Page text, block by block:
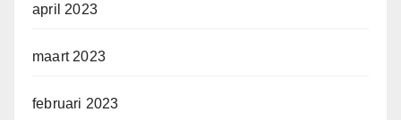
april 2023
maart 2023
februari 2023